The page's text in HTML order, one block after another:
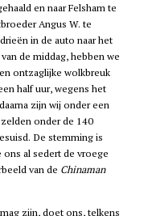
en naar Felsham te
Angus W. te
in de auto naar het
de middag, hebben we
ontzaglijke wolkbreuk
half uur, wegens het
zijn wij onder een
onder de 140
De stemming is
al sedert de vroege
van de Chinaman
zijn, doet ons, telkens